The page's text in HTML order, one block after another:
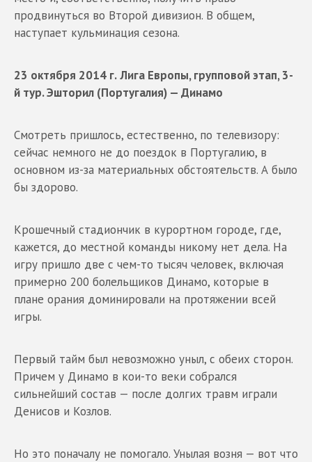
продвинуться во Второй дивизион. В общем,
наступает кульминация сезона.
23 октября 2014 г. Лига Европы, групповой этап, 3-
й тур. Эшторил (Португалия) — Динамо
Смотреть пришлось, естественно, по телевизору:
сейчас немного не до поездок в Португалию, в
основном из-за материальных обстоятельств. А было
бы здорово.
Крошечный стадиончик в курортном городе, где,
кажется, до местной команды никому нет дела. На
игру пришло две с чем-то тысяч человек, включая
примерно 200 болельщиков Динамо, которые в
плане орания доминировали на протяжении всей
игры.
Первый тайм был невозможно уныл, с обеих сторон.
Причем у Динамо в кои-то веки собрался
сильнейший состав — после долгих травм играли
Денисов и Козлов.
Но это поначалу не помогало. Унылая возня — вот что